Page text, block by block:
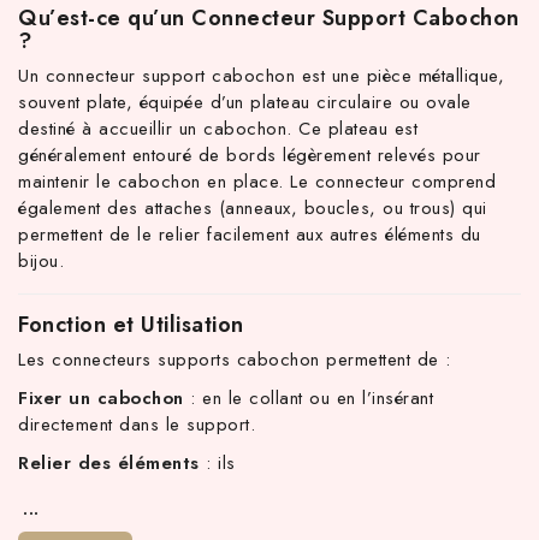
d'achat hors frais de port en France métropolitaine ! À
Qu’est-ce qu’un Connecteur Support Cabochon
?
Un connecteur support cabochon est une pièce métallique,
souvent plate, équipée d’un plateau circulaire ou ovale
destiné à accueillir un cabochon. Ce plateau est
généralement entouré de bords légèrement relevés pour
maintenir le cabochon en place. Le connecteur comprend
également des attaches (anneaux, boucles, ou trous) qui
permettent de le relier facilement aux autres éléments du
bijou.
Fonction et Utilisation
Les connecteurs supports cabochon permettent de :
Fixer un cabochon : en le collant ou en l’insérant
directement dans le support.
Relier des éléments : ils
...